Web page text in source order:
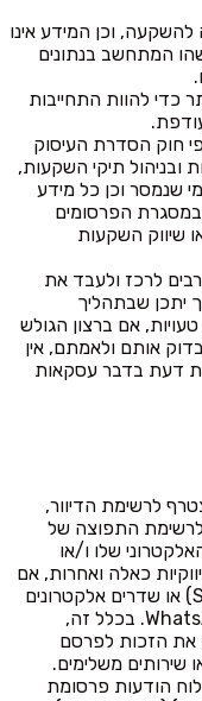
וכן המידע אינו
המתחשב בנתונים
כדי להוות התחייבות
חוק הסדרת העיסוק
ובניהול תיקי השקעות,
פרסומי שנמסר וכן כל מידע
הפרסומים
שיווק השקעות
לרכז ולעבד את
יתכן שבתהליך
אם ברצון הגולש
אותם ולאמתם, אין
דעת בדבר עסקאות
לרשימת הדיוור,
לרשימת התפוצה של
שלו ו/או
כאלה ואחרות, אם
כהודעות דוא"ל, מסרונים (SMS) או שדרים אלקטרונים
אחרים, כדוגמת פניות ב- WhatsApp. בכלל זה,
הזכות לפרסם
משלימים.
הודעות פרסומת